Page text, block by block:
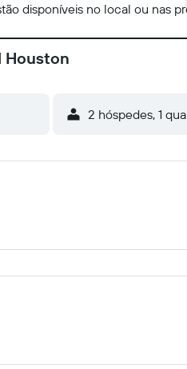
disponíveis no local ou nas
Houston
2 hóspedes, 1